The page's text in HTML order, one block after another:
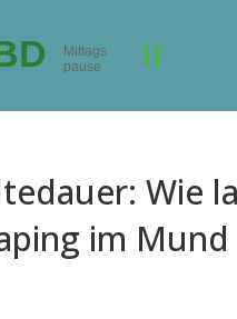
Wie
im Mund